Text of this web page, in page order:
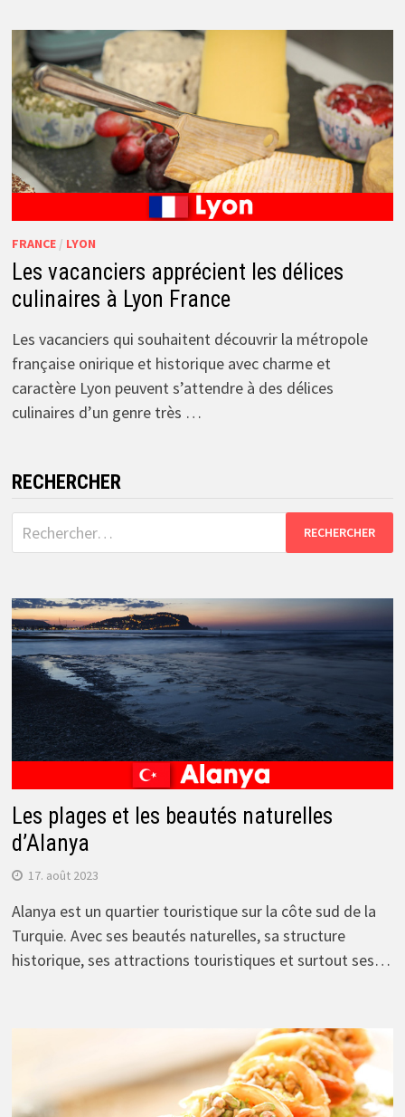
FRANCE/ LYON
Les vacanciers apprécient les délices
culinaires à Lyon France
Les vacanciers qui souhaitent découvrir la métropole
française onirique et historique avec charme et
caractère Lyon peuvent s’attendre à des délices
culinaires d’un genre très …
RECHERCHER
Rechercher :
Les plages et les beautés naturelles
d’Alanya
17. août 2023
Alanya est un quartier touristique sur la côte sud de la
Turquie. Avec ses beautés naturelles, sa structure
historique, ses attractions touristiques et surtout ses…